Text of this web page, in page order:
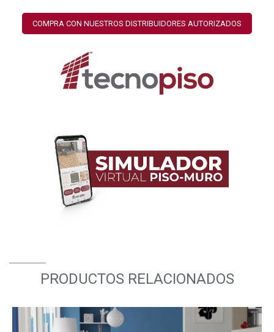
COMPRA CON NUESTROS DISTRIBUIDORES AUTORIZADOS
PRODUCTOS RELACIONADOS